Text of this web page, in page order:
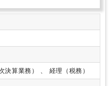
しています。
に仲間に加わる方や組織間
合わせ、活発にするための
と運営なども徐々に進めてい
ます。
経理（決算業務） 、 経理（月次決算業務） 、 経理（税務）